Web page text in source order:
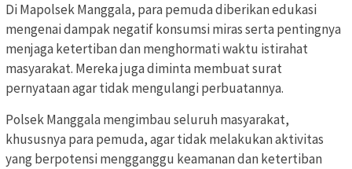
Di Mapolsek Manggala, para pemuda diberikan edukasi
mengenai dampak negatif konsumsi miras serta pentingnya
menjaga ketertiban dan menghormati waktu istirahat
masyarakat. Mereka juga diminta membuat surat
pernyataan agar tidak mengulangi perbuatannya.
Polsek Manggala mengimbau seluruh masyarakat,
khususnya para pemuda, agar tidak melakukan aktivitas
yang berpotensi mengganggu keamanan dan ketertiban